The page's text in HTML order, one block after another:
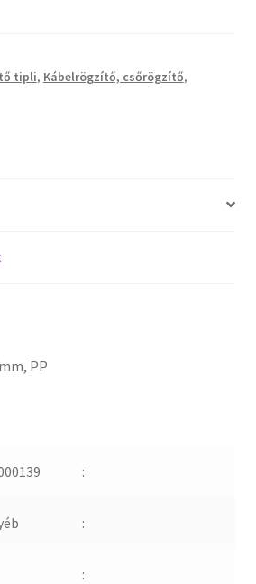
tipli, Kábelrögzítő, csőrögzítő,
PP
:
:
: